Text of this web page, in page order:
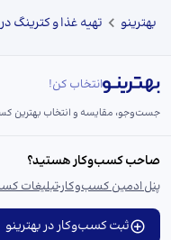
بهترینو تهیه غذا و کترینگ
انتخاب کن!
جست‌و‌جو، مقایسه و انتخاب بهترین
صاحب کسب‌وکار هستید؟
پنل ادمین کسب‌وکارتبلیغات
ثبت کسب‌وکار در بهترینو